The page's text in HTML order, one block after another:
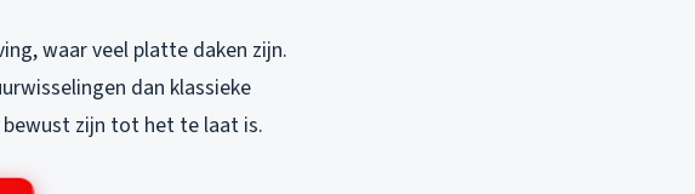
waar veel platte daken zijn.
dan klassieke
bewust zijn tot het te laat is.